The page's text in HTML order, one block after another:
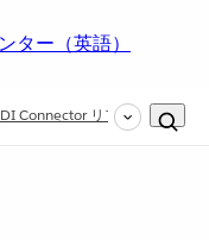
ター（英語）
Connector リファレンス